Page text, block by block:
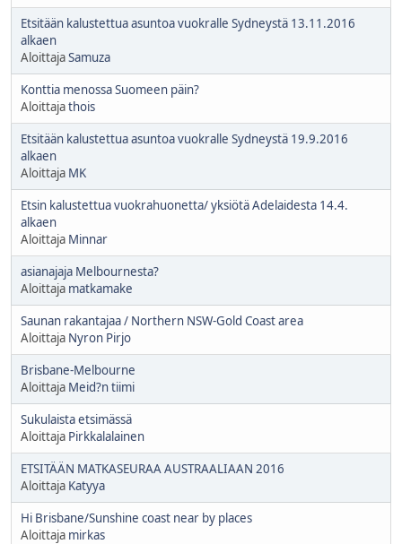
Etsitään kalustettua asuntoa vuokralle Sydneystä 13.11.2016
alkaen
AloittajaSamuza
Konttia menossa Suomeen päin?
Aloittajathois
Etsitään kalustettua asuntoa vuokralle Sydneystä 19.9.2016
alkaen
Aloittaja MK
Etsin kalustettua vuokrahuonetta/ yksiötä Adelaidesta 14.4.
alkaen
Aloittaja Minnar
asianajaja Melbournesta?
Aloittaja matkamake
Saunan rakantajaa / Northern NSW-Gold Coast area
Aloittaja Nyron Pirjo
Brisbane-Melbourne
Aloittaja Meid?n tiimi
Sukulaista etsimässä
Aloittaja Pirkkalalainen
ETSITÄÄN MATKASEURAA AUSTRAALIAAN 2016
Aloittaja Katyya
Hi Brisbane/Sunshine coast near by places
Aloittaja mirkas